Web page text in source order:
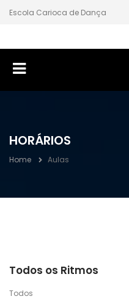
Escola Carioca de Dança
HORÁRIOS
Home Aulas
Todos os Ritmos
Todos